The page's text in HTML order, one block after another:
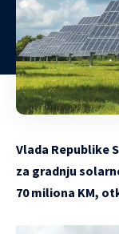
Vlada Republike
za gradnju
70 miliona KM,